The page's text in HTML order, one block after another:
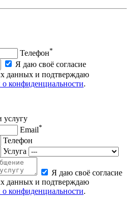
Телефон*
Я даю своё согласие
данных и подтверждаю
конфиденциальности.
услугу
Email*
Телефон
Услуга
Я даю своё согласие
данных и подтверждаю
конфиденциальности.